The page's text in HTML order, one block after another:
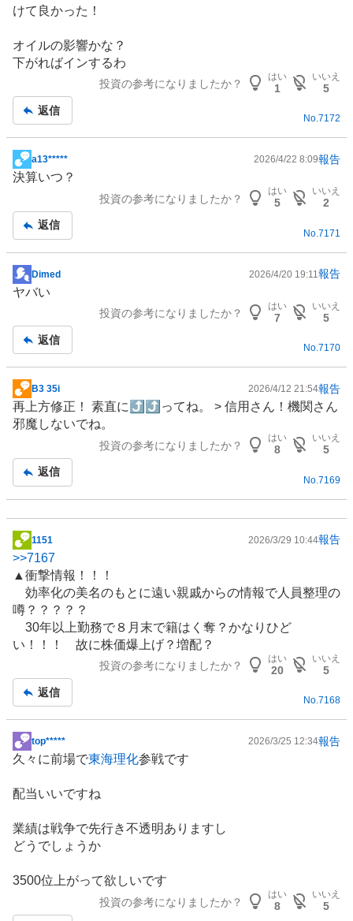
板
事
けて良かった！
オイルの影響かな？
下がればインするわ
投資の参考になりましたか？
はい
1
いいえ
5
返信
No.7172
掲
示
事
a13***** 2026/4/22 8:09報告
決算いつ？
投資の参考になりましたか？
はい
5
いいえ
2
返信
No. 7171
掲
示
事
Dimed 2026/4/20 19:11 報告
ヤバい
投資の参考になりましたか？
はい
7
いいえ
5
返信
No.7170
掲
示
板
B3 35i 2026/4/12 21:54報告
再上方修正！ 素直に⤴⤴ってね。 > 信用さん！機関さん
邪魔しないでね。
投資の参考になりましたか？
はい
8
いいえ
5
返信
No. 7169
掲
示
板
事
1151 2026/3/29 10:44報告
>>7167
▲衝撃情報！！！
効率化の美名のもとに遠い親戚からの情報で人員整理の
噂？？？？？
30年以上勤務で８月末で籍はく奪？かなりひど
い！！！ 故に株価爆上げ？増配？
投資の参考になりましたか？
はい
20
いいえ
5
返信
No.7168
掲
示
記
top***** 2026/3/25 12:34報告
久々に前場で東海理化参戦です
配当いいですね
業績は戦争で先行き不透明ありますし
どうでしょうか
3500位上がって欲しいです
投資の参考になりましたか？
はい
8
いいえ
5